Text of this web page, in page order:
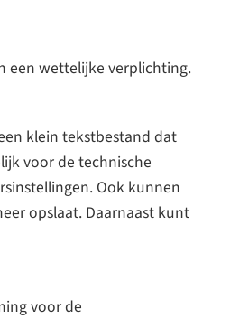
een wettelijke verplichting.
klein tekstbestand dat
voor de technische
Ook kunnen
opslaat. Daarnaast kunt
voor de